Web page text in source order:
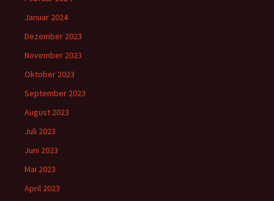
Januar 2024
Dezember 2023
November 2023
Oktober 2023
September 2023
August 2023
Juli 2023
Juni 2023
Mai 2023
April 2023